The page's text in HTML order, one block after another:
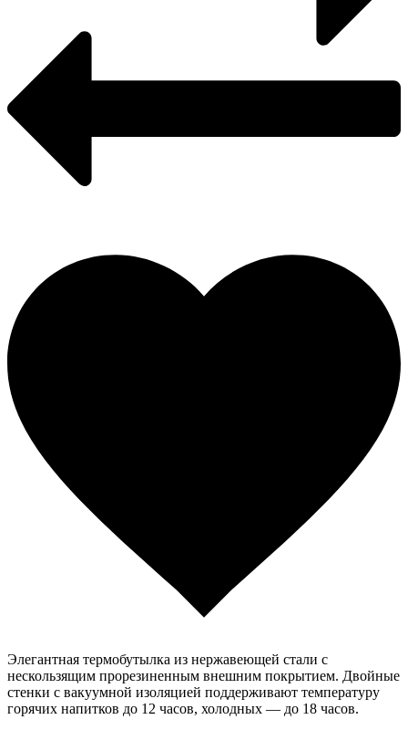
Элегантная термобутылка из нержавеющей стали с
нескользящим прорезиненным внешним покрытием. Двойные
стенки с вакуумной изоляцией поддерживают температуру
горячих напитков до 12 часов, холодных — до 18 часов.